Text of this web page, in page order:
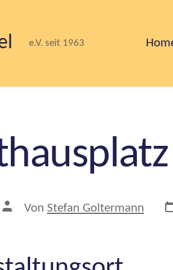
e.V. seit 1963
Beitragsautor
Von Stefan Goltermann